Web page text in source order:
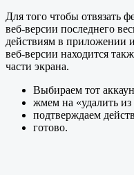
Для того чтобы отвязать
веб-версии последнего
действиям в приложении
веб-версии находится
части экрана.
Выбираем тот
жмем на «удалить из
подтверждаем
готово.